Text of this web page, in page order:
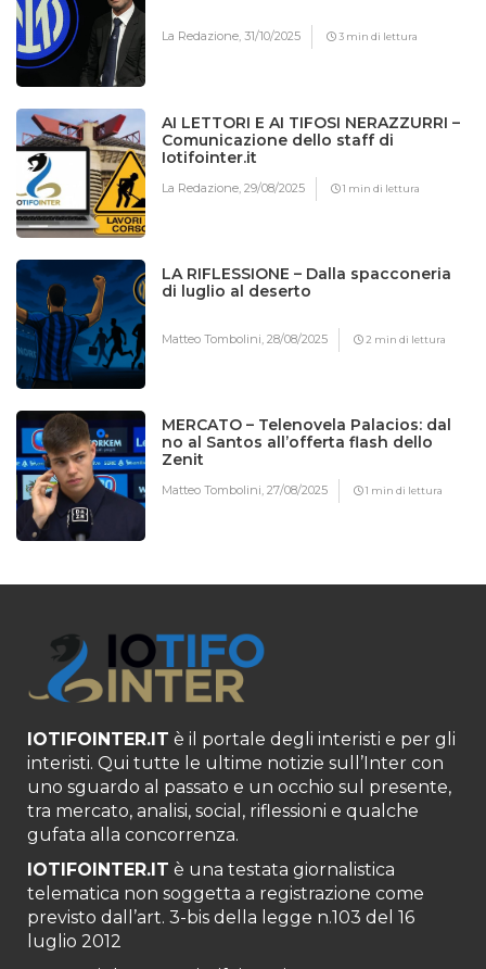
La Redazione,31/10/2025 3 min di lettura
AI LETTORI E AI TIFOSI NERAZZURRI –
Comunicazione dello staff di
Iotifointer.it
La Redazione,29/08/2025 1 min di lettura
LA RIFLESSIONE – Dalla spacconeria
di luglio al deserto
Matteo Tombolini,28/08/2025 2 min di lettura
MERCATO – Telenovela Palacios: dal
no al Santos all’offerta flash dello
Zenit
Matteo Tombolini,27/08/2025 1 min di lettura
IOTIFOINTER.IT è il portale degli interisti e per gli
interisti. Qui tutte le ultime notizie sull’Inter con
uno sguardo al passato e un occhio sul presente,
tra mercato, analisi, social, riflessioni e qualche
gufata alla concorrenza.
IOTIFOINTER.IT è una testata giornalistica
telematica non soggetta a registrazione come
previsto dall’art. 3-bis della legge n.103 del 16
luglio 2012